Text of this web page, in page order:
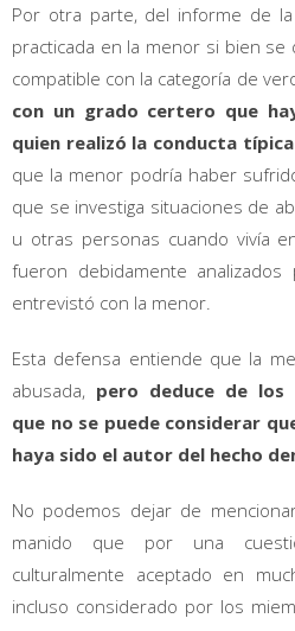
Por otra parte, del informe de
practicada en la menor si bien
compatible con la categoría de
con un grado certero que
quien realizó la conducta típica
que la menor podría haber
que se investiga situaciones de
u otras personas cuando vivía
fueron debidamente
entrevistó con la menor.
Esta defensa entiende que la
abusada, pero deduce de los
que no se puede considerar
haya sido el autor del hecho
No podemos dejar de
manido que por una
culturalmente aceptado en
incluso considerado por los